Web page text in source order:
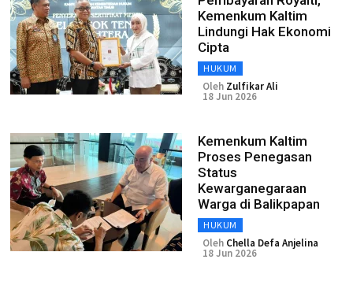
Kemenkum Kaltim
Lindungi Hak Ekonomi
Cipta
HUKUM
Oleh Zulfikar Ali
18 Jun 2026
Kemenkum Kaltim
Proses Penegasan
Status
Kewarganegaraan
Warga di Balikpapan
HUKUM
Oleh Chella Defa Anjelina
18 Jun 2026